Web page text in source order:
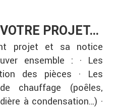
PROJET…
projet et sa notice
ensemble : · Les
des pièces · Les
chauffage (poêles,
à condensation…) ·